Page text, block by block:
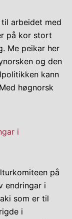
arbeidet med
på kor stort
Me peikar her
og den
kann
høgnorsk
i
på
endringar i
som er til
i